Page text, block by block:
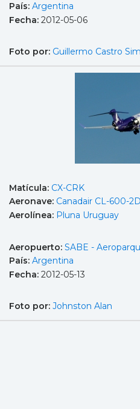
País: Argentina
Fecha: 2012-05-06
Foto por: Guillermo Castro
Matícula: CX-CRK
Aeronave: Canadair CL-600-
Aerolínea: Pluna Uruguay
Aeropuerto: SABE -
País: Argentina
Fecha: 2012-05-13
Foto por: Johnston Alan